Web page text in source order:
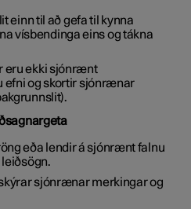
einn til að gefa til kynna
vísbendinga eins og tákna
eru ekki sjónrænt
efni og skortir sjónrænar
eða lendir á sjónrænt falnu
sjónrænar merkingar og